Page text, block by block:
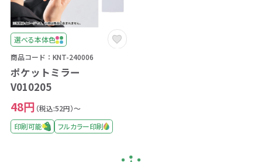
選べる本体色
商品コード：KNT-240006
ポケットミラー
V010205
48円 （税込:52円）～
印刷可能
フルカラー印刷